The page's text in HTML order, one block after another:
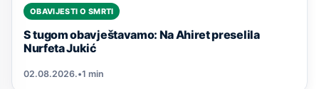
OBAVIJESTI O SMRTI
S tugom obavještavamo: Na Ahiret preselila
Nurfeta Jukić
02.08.2026.•1 min